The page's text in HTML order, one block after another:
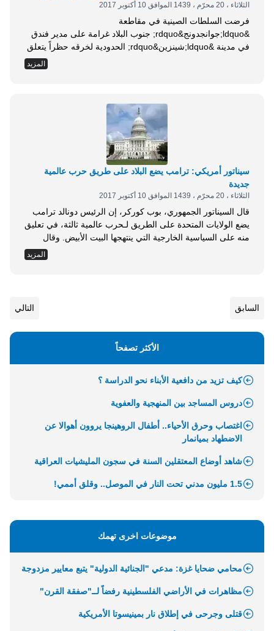
الثلاثاء ، 20 محرّم ، 1439 الموافق 10 أكتوبر 2017
فرضت السلطات الصينية في مقاطعة
&ldquo;جوانجدونج&rdquo; جنوب البلاد غرامة على مدير فندق
في مدينة &ldquo;شينزين&rdquo; الحدودية لخرقه حظراً يتعلق
باستضافة مسلمي الأويغور، وذلك قبيل مؤتمر الحزب الشيوعي
الحاكم في الصين الشهر الْجَارِي . وأكدت موظفة في الفندق
المزيد
سيناتور أمريكي: ترامب يضع البلاد على طريق حرب عالمية
جديدة
الثلاثاء ، 20 محرّم ، 1439 الموافق 10 أكتوبر 2017
قال السيناتور الجمهوري، بوب كوركر، إن الرئيس دونالد ترامب
يضع الولايات المتحدة على الطريق لـحرب عالمية ثالثة، في تعليق
منه على السياسية الخارجية التي ينتهجها البيت الأبيض. وقال
كوركر، في مقابلة مع صحيفة نيويورك تايمز إن ترامب يثير قلقه
المزيد
السابق التالي
الأكثر تصفحاً
كيف تزيد من دافعية الأبناء نحو الدراسة ؟
دروس المساجد بين المنهجية والعفوية
اغتصاب وحرق الأحياء.. أطفال الروهينجا يروون أهوالا عن
الاضطهاد بميانمار
شاهد أوضاع المعتقلين السنة في سجون المليشيات العراقية
1.5 مليون مدني تحت النار في الموصل.. وقلق أممي!
موضوعات اخرى تهمك
محامي ضحايا غزة: مدعي "الجنائية الدولية" يتبع معايير مزدوجة
مظاهرات في الأراضي الفلسطينية رفضاً لــ"صفقة القرن"
قتلى وجرحى في إطلاق نار بمينيسوتا الأمريكية